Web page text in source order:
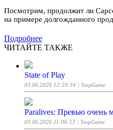
Посмотрим, продолжит ли
на примере долгожданного
Подробнее
ЧИТАЙТЕ ТАКЖЕ
State of Play
03.06.2026 12:59:34 | StopGame
Paralives: Превью очень
03.06.2026 11:06:13 | StopGame